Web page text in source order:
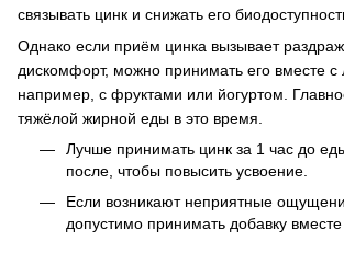
связывать цинк и снижать его
Однако если приём цинка вызывает
дискомфорт, можно принимать его вместе
например, с фруктами или йогуртом.
тяжёлой жирной еды в это время.
Лучше принимать цинк за 1 час до
после, чтобы повысить усвоение.
Если возникают неприятные
допустимо принимать добавку